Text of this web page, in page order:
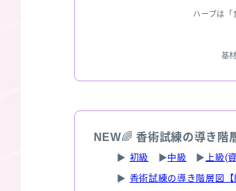
ハーブは
基
NEW🌈香術試練の導き階
▶ 初級 ▶中級 ▶ 上級(
▶ 香術試練の導き階層図